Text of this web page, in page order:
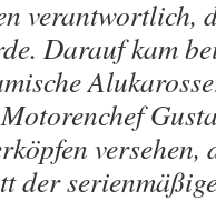
verantwortlich,
Darauf kam
versehen,
der